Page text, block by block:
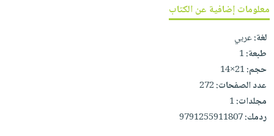
اكسسوارات
مطرزات
حقائب
حلي
عناية
بالذات
القراءة
بلا
حدود
نيل
وفرات
عن
الشركة
سياسة
حسابك
لائحة
معلومات إضافية عن الكتاب
لغة:عربي
طبعة:1
حجم:21×14
عدد الصفحات:272
مجلدات:1
ردمك:9791255911807